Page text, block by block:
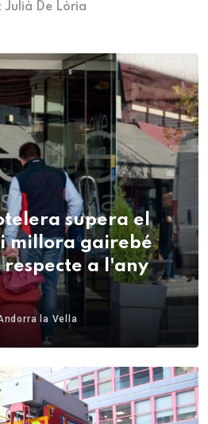
Julià De Lòria
supera el
millora gairebé
a l'any
la Vella